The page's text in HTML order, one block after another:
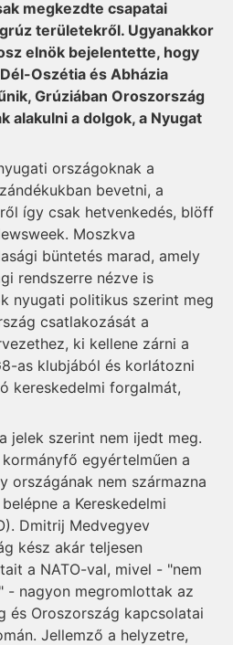
megkezdte csapatai
területekről. Ugyanakkor
elnök bejelentette, hogy
Oszétia és Abházia
Grúziában Oroszország
alakulni a dolgok, a Nyugat
országoknak a
bevetni, a
így csak hetvenkedés, blöff
Moszkva
büntetés marad, amely
rendszerre nézve is
nyugati politikus szerint meg
csatlakozását a
ki kellene zárni a
as klubjából és korlátozni
kereskedelmi forgalmát,
jelek szerint nem ijedt meg.
egyértelműen a
országának nem származna
a Kereskedelmi
Dmitrij Medvegyev
kész akár teljesen
a NATO-val, mivel - "nem
- nagyon megromlottak az
és Oroszország kapcsolatai
Jellemző a helyzetre,